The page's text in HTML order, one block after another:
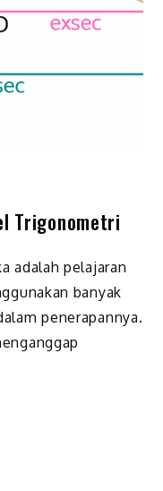
Trigonometri
adalah pelajaran
banyak
penerapannya.